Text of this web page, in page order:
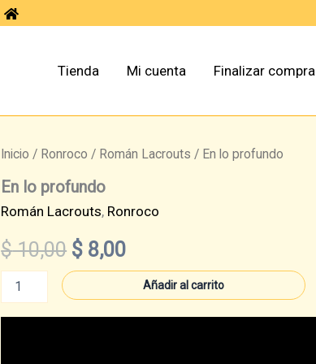
Tienda
Mi cuenta Finalizar compra
Inicio / Ronroco / Román Lacrouts / En lo profundo
En lo profundo
Román Lacrouts, Ronroco
$10,00 El
original
$ 8,00El
precio
actual
Añadir al carrito